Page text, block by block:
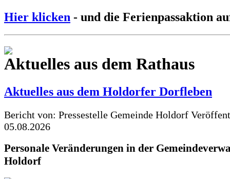
Hier klicken - und die Ferienpassaktion
Aktuelles aus dem Rathaus
Aktuelles aus dem Holdorfer Dorfleben
Bericht von: Pressestelle Gemeinde Holdorf
05.08.2026
Personale Veränderungen in der
Holdorf